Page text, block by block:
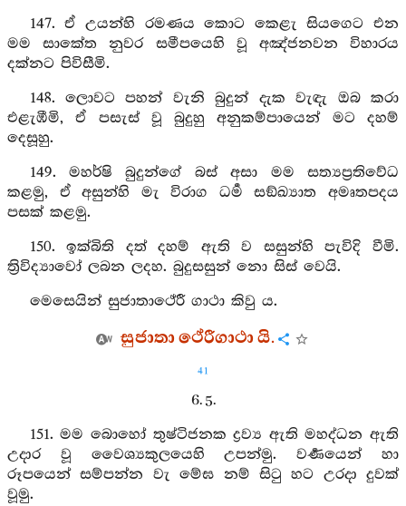
147. ඒ උයන්හි රමණය කොට කෙළැ සියගෙට එන
මම සාකේත නුවර සමීපයෙහි වූ අඤ්ජනවන විහාරය
දක්නට පිවිසීමි.
148. ලොවට පහන් වැනි බුදුන් දැක වැඳැ ඔබ කරා
එළැඹීමි, ඒ පසැස් වූ බුදුහු අනුකම්පායෙන් මට දහම්
දෙසූහු.
149. මහර්ෂි බුදුන්ගේ බස් අසා මම සත්‍යප්‍රතිවේධ
කළමු, ඒ අසුන්හි මැ විරාග ධර්‍ම සඞ්ඛ්‍යාත අමෘතපදය
පසක් කළමු.
150. ඉක්බිති දත් දහම් ඇති ව සසුන්හි පැවිදි වීමි.
ත්‍රිවිද්‍යාවෝ ලබන ලදහ. බුදුසසුන් නො සිස් වෙයි.
මෙසෙයින් සුජාතාථේරී ගාථා කිවු ය.
සුජාතා ථේරීගාථා යි.
41
6. 5.
151. මම බොහෝ තුෂ්ටිජනක ද්‍රව්‍ය ඇති මහද්ධන ඇති
උදාර වූ වෛශ්‍යකුලයෙහි උපන්මු. වර්‍ණයෙන් හා
රූපයෙන් සම්පන්න වැ මේඝ නම් සිටු හට උරදා දුවක්
වූමු.